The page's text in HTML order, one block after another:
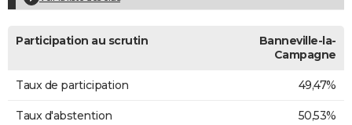
FORUM
Bricolage
Lifestyle
Culture
Sport
Auto
Television
Voyage
Cinema
Participation au scrutin
Banneville-la-
Campagne
Taux de participation 49,47%
Taux d'abstention 50,53%